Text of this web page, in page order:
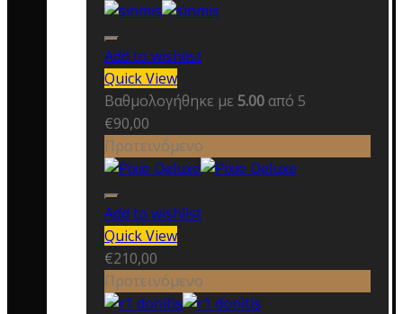
Add to wishlist
Quick View
Βαθμολογήθηκε με 5.00 από 5
€90,00
Προτεινόμενο
Add to wishlist
Quick View
€210,00
Προτεινόμενο